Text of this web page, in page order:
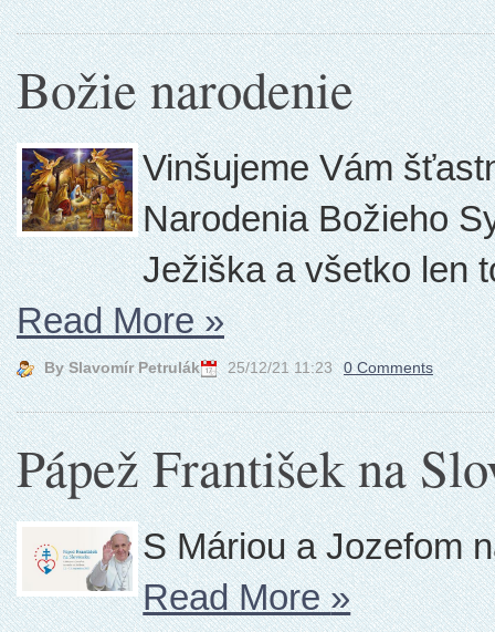
Božie narodenie
Vinšujeme Vám
Narodenia Božieho
Ježiška a všetko len
Read More»
By Slavomír Petrulák 25/12/21 11:23 0 Comments
Pápež František na
S Máriou a Jozefom
Read More»